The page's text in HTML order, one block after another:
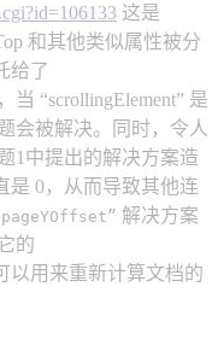
这是
和其他类似属性被分
给了
当 “scrollingElement” 是
会被解决。同时，令人
1中提出的解决方案造
是 0，从而导致其他连
解决方案
的
以用来重新计算文档的